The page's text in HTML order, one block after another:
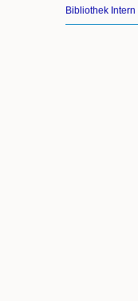
Bibliothek Intern